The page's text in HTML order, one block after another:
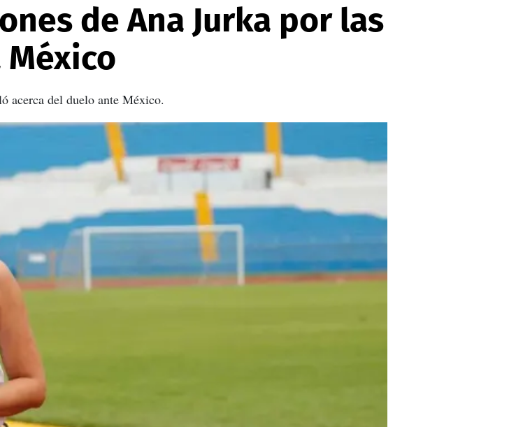
de Ana Jurka por las
México
acerca del duelo ante México.